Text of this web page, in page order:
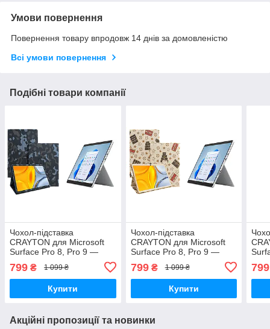
Умови повернення
Повернення товару впродовж 14 днів за домовленістю
Всі умови повернення
Подібні товари компанії
Чохол-підставка
CRAYTON для Microsoft
Surface Pro 8, Pro 9 —
збирання, колір Хакі зима
799 ₴ 1 099 ₴
Купити
Чохол-підставка
CRAYTON для Microsoft
Surface Pro 8, Pro 9 —
збирання, колір Луі білий
799₴ 1 099 ₴
Купити
799
Акційні пропозиції та новинки